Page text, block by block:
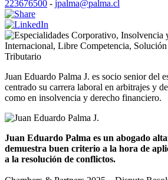
223676500 - jpalma@palma.cl
Corporativo, Insolvencia
Internacional, Libre Competencia,
Tributario
Juan Eduardo Palma J. es socio senior del
centrado su carrera laboral en arbitrajes y
como en insolvencia y derecho financiero.
Juan Eduardo Palma es un abogado
demuestra buen criterio a la hora de
a la resolución de conflictos.